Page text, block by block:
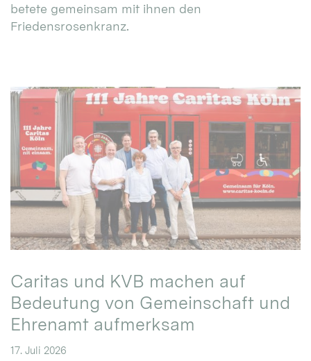
betete gemeinsam mit ihnen den
Friedensrosenkranz.
Caritas und KVB machen auf
Bedeutung von Gemeinschaft und
Ehrenamt aufmerksam
17. Juli 2026